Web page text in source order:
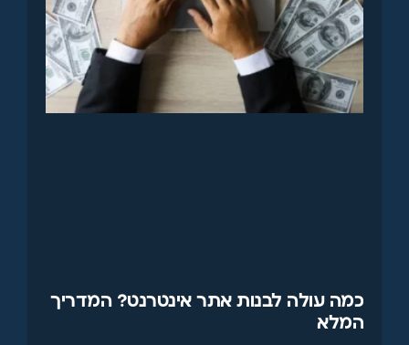
כמה עולה לבנות אתר אינטרנט? המדריך
המלא